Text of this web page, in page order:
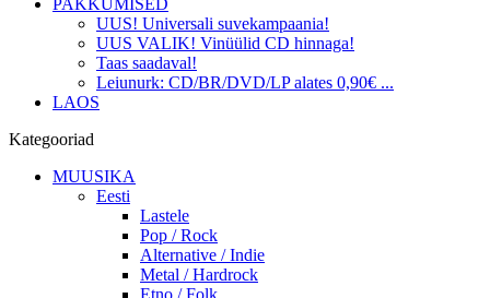
PAKKUMISED
UUS! Universali suvekampaania!
UUS VALIK! Vinüülid CD hinnaga!
Taas saadaval!
Leiunurk: CD/BR/DVD/LP alates 0,90€ ...
LAOS
Kategooriad
MUUSIKA
Eesti
Lastele
Pop / Rock
Alternative / Indie
Metal / Hardrock